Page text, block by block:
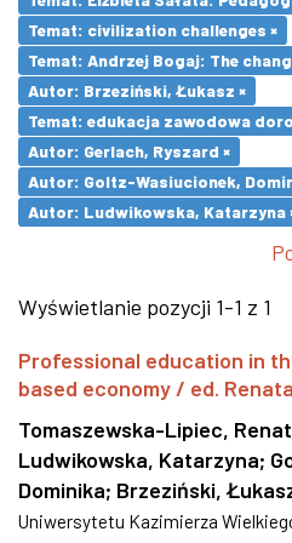
Temat: civilization challenges ×
Temat: Andrzej Bogaj: The
Autor: Brzeziński, Łukasz ×
Temat: edukacja zawodowa
Autor: Gerlach, Ryszard ×
Autor: Goltz-Wasiucionek,
Autor: Ludwikowska, Katarzyna
Wyświetlanie pozycji 1-1 z 1
Professional education in
based economy / ed.
Tomaszewska-Lipiec,
Ludwikowska, Katarzyna;
Dominika; Brzeziński,
Uniwersytetu Kazimierza